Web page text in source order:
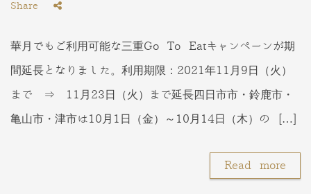
Share
華月でもご利用可能な三重Go To Eatキャンペーンが期
間延長となりました。利用期限：2021年11月9日（火）
まで ⇒ 11月23日（火）まで延長四日市市・鈴鹿市・
亀山市・津市は10月1日（金）～10月14日（木）の […]
Read more